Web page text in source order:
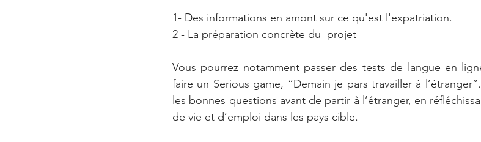
1- Des informations en amont sur ce qu'est l'expatriation.
2 - La préparation concrète du  projet
Vous pourrez notamment passer des tests de langue en
faire un Serious game, “Demain je pars travailler à
les bonnes questions avant de partir à l’étranger, en
de vie et d’emploi dans les pays cible.